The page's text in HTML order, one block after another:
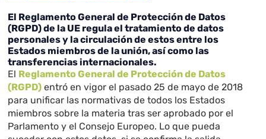
El Reglamento General de Protección de Datos
(RGPD) de la UE regula el tratamiento de datos
personales y la circulación de estos entre los
Estados miembros de la unión, así como las
transferencias internacionales.
El Reglamento General de Protección de Datos
(RGPD) entró en vigor el pasado 25 de mayo de 2018
para unificar las normativas de todos los Estados
miembros sobre la materia tras ser aprobado por el
Parlamento y el Consejo Europeo. Lo que pueda